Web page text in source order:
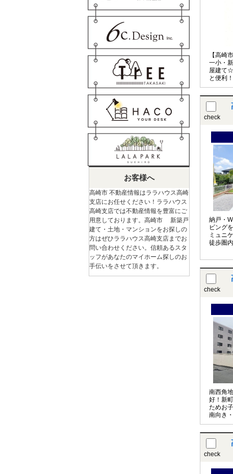
【高崎
一小・
屋建て
と便利
リング
check
納戸・
ビング
ミュニ
徒歩圏
も☆
check
南西角
好！新
ためお
南向き
階の和
check
お客様へ
高崎市 不動産情報はララハウス高崎
支店にお任せください！ララハウス
高崎支店では不動産情報を豊富にご
用意しております。高崎市 新築戸
建て・土地・マンションをお探しの
方はぜひララハウス高崎支店までお
問い合わせください。信頼あるスタ
ッフがあなたのマイホーム探しのお
手伝いをさせて頂きます。